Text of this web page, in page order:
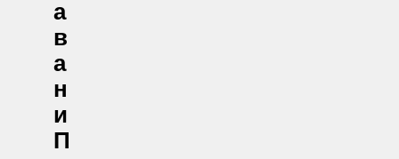
А
В
А
Н
И
П